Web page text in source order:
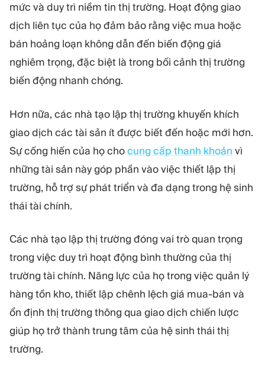
mức và duy trì niềm tin thị trường. Hoạt động giao
dịch liên tục của họ đảm bảo rằng việc mua hoặc
bán hoảng loạn không dẫn đến biến động giá
nghiêm trọng, đặc biệt là trong bối cảnh thị trường
biến động nhanh chóng.
Hơn nữa, các nhà tạo lập thị trường khuyến khích
giao dịch các tài sản ít được biết đến hoặc mới hơn.
Sự cống hiến của họ chocung cấp thanh khoản vì
những tài sản này góp phần vào việc thiết lập thị
trường, hỗ trợ sự phát triển và đa dạng trong hệ sinh
thái tài chính.
Các nhà tạo lập thị trường đóng vai trò quan trọng
trong việc duy trì hoạt động bình thường của thị
trường tài chính. Năng lực của họ trong việc quản lý
hàng tồn kho, thiết lập chênh lệch giá mua-bán và
ổn định thị trường thông qua giao dịch chiến lược
giúp họ trở thành trung tâm của hệ sinh thái thị
trường.